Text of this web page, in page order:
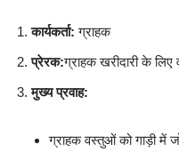
कार्यकर्ता: ग्राहक
प्रेरक:ग्राहक खरीदारी के
मुख्य प्रवाह:
ग्राहक वस्तुओं को गाड़ी में